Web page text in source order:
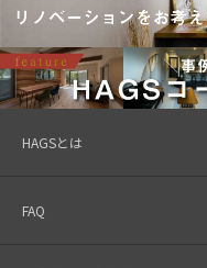
HAGSとは
FAQ